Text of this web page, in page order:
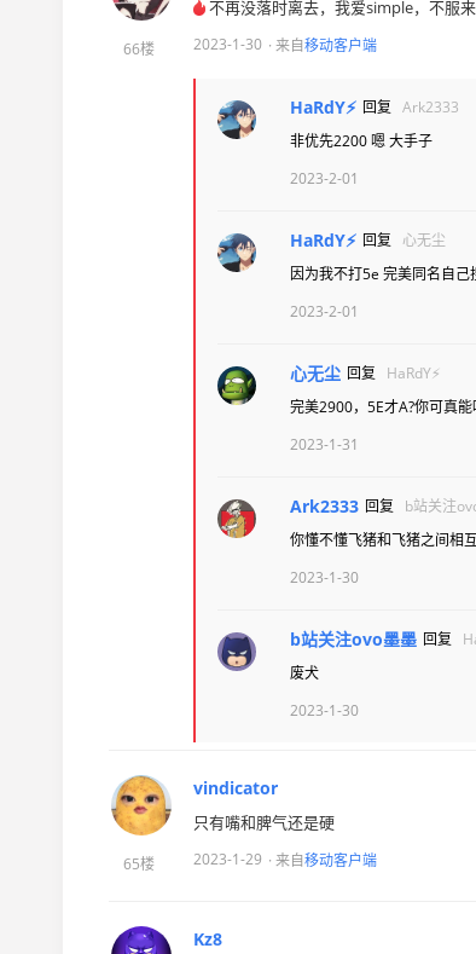
66楼
不再没落时离去，我爱simple，不服
2023-1-30 · 来自移动客户端
HaRdY⚡ 回复 Ark2333
非优先2200 嗯 大手子
2023-2-01
HaRdY⚡ 回复
心无尘
因为我不打5e 完美同名自己
2023-2-01
心无尘 回复
HaRdY⚡
完美2900，5E才A?你可真
2023-1-31
Ark2333 回复
b站关注
你懂不懂飞猪和飞猪之间相互
2023-1-30
b站关注ovo墨墨 回复
废犬
2023-1-30
65楼
vindicator
只有嘴和脾气还是硬
2023-1-29 · 来自移动客户端
Kz8